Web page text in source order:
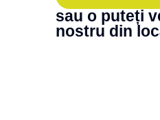
sau o puteți
nostru din